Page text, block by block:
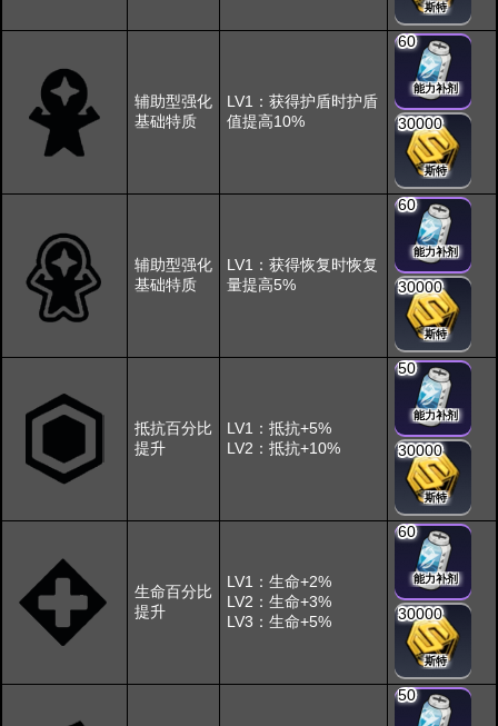
斯特
辅助型强化
基础特质
LV1：获得护盾时护盾
值提高10%
60
能力补剂
30000
斯特
辅助型强化
基础特质
LV1：获得恢复时恢复
量提高5%
60
能力补剂
30000
斯特
抵抗百分比
提升
LV1：抵抗+5%
LV2：抵抗+10%
50
能力补剂
30000
斯特
生命百分比
提升
LV1：生命+2%
LV2：生命+3%
LV3：生命+5%
60
能力补剂
30000
斯特
50